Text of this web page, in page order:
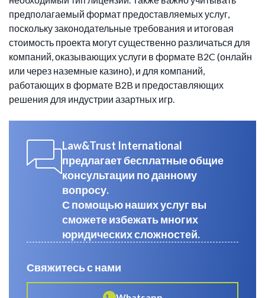
предполагаемый формат предоставляемых услуг,
поскольку законодательные требования и итоговая
стоимость проекта могут существенно различаться для
компаний, оказывающих услуги в формате B2C (онлайн
или через наземные казино), и для компаний,
работающих в формате B2B и предоставляющих
решения для индустрии азартных игр.
Law&Trust International
предлагает бесплатные общие
консультации по данному
вопросу.
С помощью наших услуг вы
сможете избежать многих
юридических сложностей.
Свяжитесь с нами